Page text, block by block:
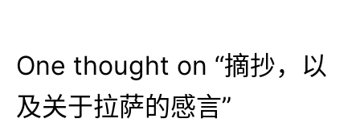
One thought on “摘抄，以
及关于拉萨的感言”